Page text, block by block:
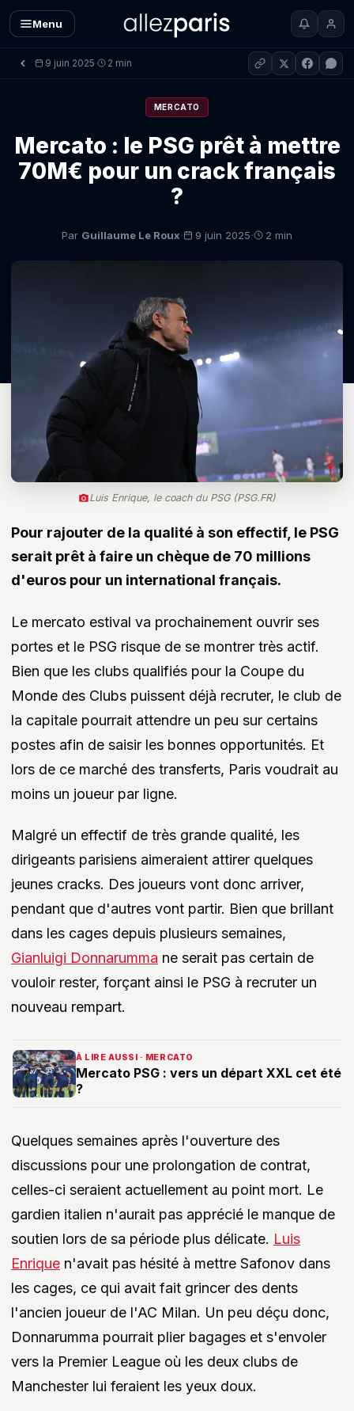
Menu
9 juin 2025· 2 min
MERCATO
Mercato : le PSG prêt à mettre
70M€ pour un crack français
?
Par Guillaume Le Roux· 9 juin 2025· 2 min
Luis Enrique, le coach du PSG (PSG.FR)
Pour rajouter de la qualité à son effectif, le PSG
serait prêt à faire un chèque de 70 millions
d'euros pour un international français.
Le mercato estival va prochainement ouvrir ses
portes et le PSG risque de se montrer très actif.
Bien que les clubs qualifiés pour la Coupe du
Monde des Clubs puissent déjà recruter, le club de
la capitale pourrait attendre un peu sur certains
postes afin de saisir les bonnes opportunités. Et
lors de ce marché des transferts, Paris voudrait au
moins un joueur par ligne.
Malgré un effectif de très grande qualité, les
dirigeants parisiens aimeraient attirer quelques
jeunes cracks. Des joueurs vont donc arriver,
pendant que d'autres vont partir. Bien que brillant
dans les cages depuis plusieurs semaines,
Gianluigi Donnarumma ne serait pas certain de
vouloir rester, forçant ainsi le PSG à recruter un
nouveau rempart.
À LIRE AUSSI · MERCATO
Mercato PSG : vers un départ XXL cet été
?
Quelques semaines après l'ouverture des
discussions pour une prolongation de contrat,
celles-ci seraient actuellement au point mort. Le
gardien italien n'aurait pas apprécié le manque de
soutien lors de sa période plus délicate. Luis
Enrique n'avait pas hésité à mettre Safonov dans
les cages, ce qui avait fait grincer des dents
l'ancien joueur de l'AC Milan. Un peu déçu donc,
Donnarumma pourrait plier bagages et s'envoler
vers la Premier League où les deux clubs de
Manchester lui feraient les yeux doux.